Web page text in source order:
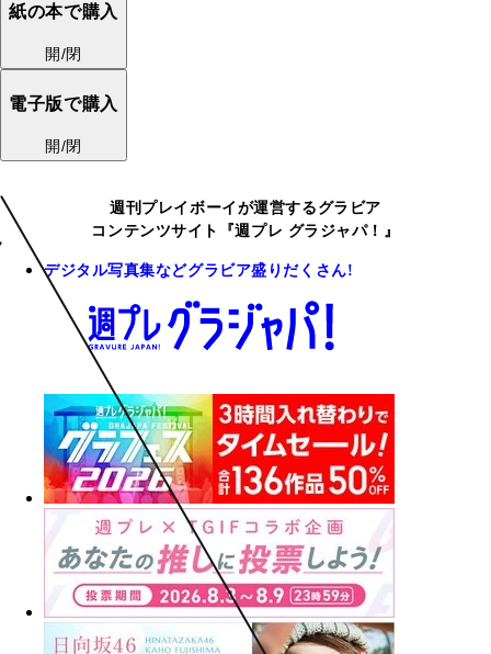
紙の本で購入
開/閉
電子版で購入
開/閉
週刊プレイボーイが運営するグラビア
コンテンツサイト『週プレ グラジャパ！』
デジタル写真集などグラビア盛りだくさん!